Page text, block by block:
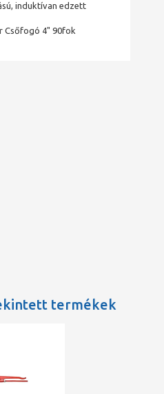
induktívan edzett
Csőfogó 4" 90fok
termékek